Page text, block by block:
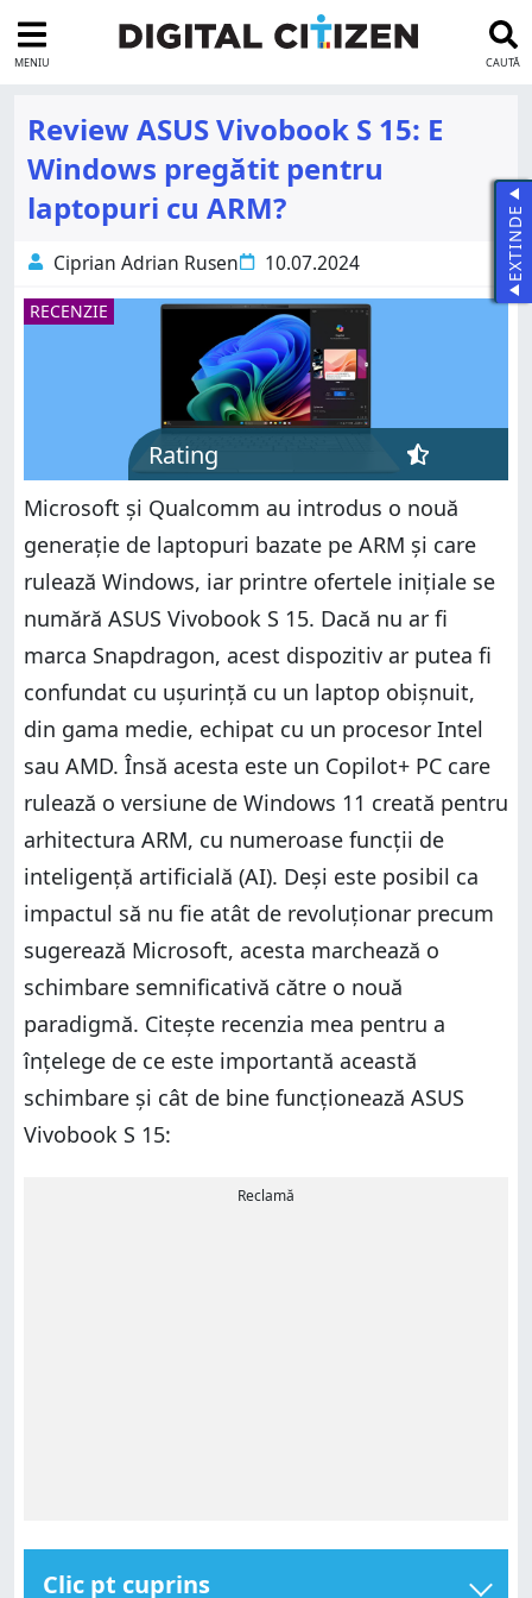
MENIU CAUTĂ
Review ASUS Vivobook S 15: E
Windows pregătit pentru
laptopuri cu ARM?
Ciprian Adrian Rusen 10.07.2024
RECENZIE
Rating
Microsoft și Qualcomm au introdus o nouă
generație de laptopuri bazate pe ARM și care
rulează Windows, iar printre ofertele inițiale se
numără ASUS Vivobook S 15. Dacă nu ar fi
marca Snapdragon, acest dispozitiv ar putea fi
confundat cu ușurință cu un laptop obișnuit,
din gama medie, echipat cu un procesor Intel
sau AMD. Însă acesta este un Copilot+ PC care
rulează o versiune de Windows 11 creată pentru
arhitectura ARM, cu numeroase funcții de
inteligență artificială (AI). Deși este posibil ca
impactul să nu fie atât de revoluționar precum
sugerează Microsoft, acesta marchează o
schimbare semnificativă către o nouă
paradigmă. Citește recenzia mea pentru a
înțelege de ce este importantă această
schimbare și cât de bine funcționează ASUS
Vivobook S 15:
Reclamă
Clic pt cuprins
EXTINDE